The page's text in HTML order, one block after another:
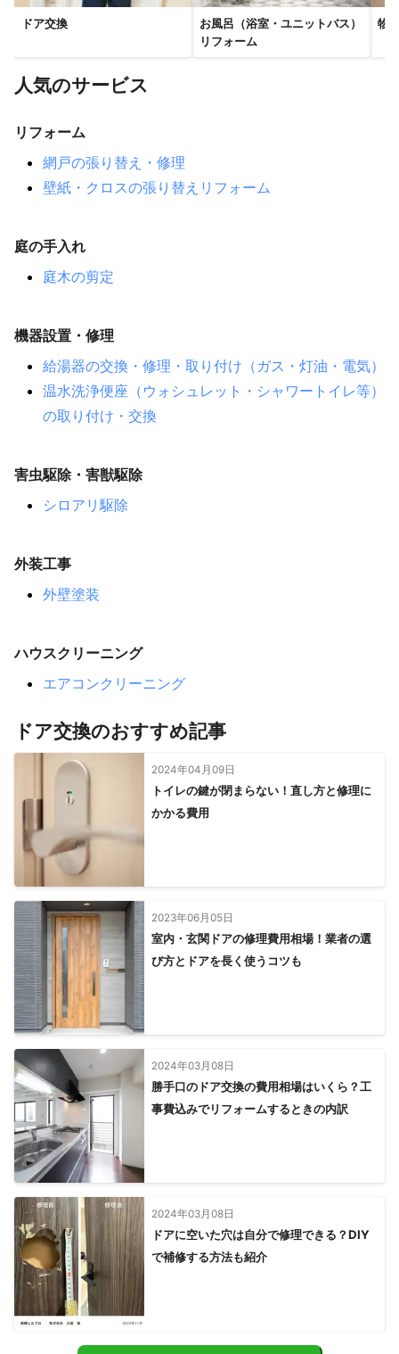
ドア交換
お風呂（浴室・ユニットバス）
リフォーム
物
人気のサービス
リフォーム
網戸の張り替え・修理
壁紙・クロスの張り替えリフォーム
庭の手入れ
庭木の剪定
機器設置・修理
給湯器の交換・修理・取り付け（ガス・灯油・電気）
温水洗浄便座（ウォシュレット・シャワートイレ等）
の取り付け・交換
害虫駆除・害獣駆除
シロアリ駆除
外装工事
外壁塗装
ハウスクリーニング
エアコンクリーニング
ドア交換のおすすめ記事
2024年04月09日
トイレの鍵が閉まらない！直し方と修理に
かかる費用
2023年06月05日
室内・玄関ドアの修理費用相場！業者の選
び方とドアを長く使うコツも
2024年03月08日
勝手口のドア交換の費用相場はいくら？工
事費込みでリフォームするときの内訳
2024年03月08日
ドアに空いた穴は自分で修理できる？DIY
で補修する方法も紹介